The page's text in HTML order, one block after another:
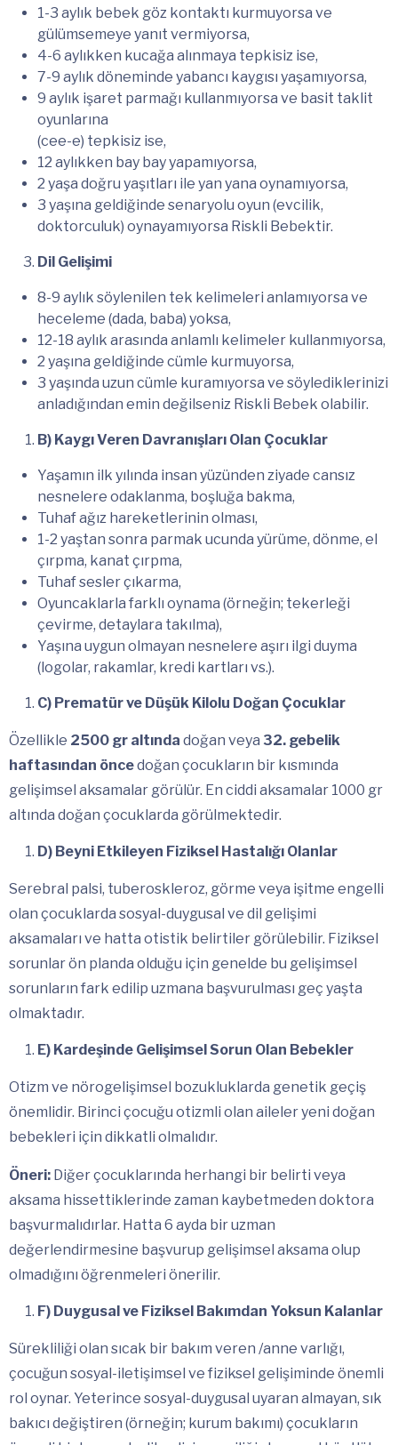
1-3 aylık bebek göz kontaktı kurmuyorsa ve
gülümsemeye yanıt vermiyorsa,
4-6 aylıkken kucağa alınmaya tepkisiz ise,
7-9 aylık döneminde yabancı kaygısı yaşamıyorsa,
9 aylık işaret parmağı kullanmıyorsa ve basit taklit
oyunlarına
(cee-e) tepkisiz ise,
12 aylıkken bay bay yapamıyorsa,
2 yaşa doğru yaşıtları ile yan yana oynamıyorsa,
3 yaşına geldiğinde senaryolu oyun (evcilik,
doktorculuk) oynayamıyorsa Riskli Bebektir.
Dil Gelişimi
8-9 aylık söylenilen tek kelimeleri anlamıyorsa ve
heceleme (dada, baba) yoksa,
12-18 aylık arasında anlamlı kelimeler kullanmıyorsa,
2 yaşına geldiğinde cümle kurmuyorsa,
3 yaşında uzun cümle kuramıyorsa ve söylediklerinizi
anladığından emin değilseniz Riskli Bebek olabilir.
B) Kaygı Veren Davranışları Olan Çocuklar
Yaşamın ilk yılında insan yüzünden ziyade cansız
nesnelere odaklanma, boşluğa bakma,
Tuhaf ağız hareketlerinin olması,
1-2 yaştan sonra parmak ucunda yürüme, dönme, el
çırpma, kanat çırpma,
Tuhaf sesler çıkarma,
Oyuncaklarla farklı oynama (örneğin; tekerleği
çevirme, detaylara takılma),
Yaşına uygun olmayan nesnelere aşırı ilgi duyma
(logolar, rakamlar, kredi kartları vs.).
C) Prematür ve Düşük Kilolu Doğan Çocuklar
Özellikle 2500 gr altında doğan veya 32. gebelik
haftasından öncedoğan çocukların bir kısmında
gelişimsel aksamalar görülür. En ciddi aksamalar 1000 gr
altında doğan çocuklarda görülmektedir.
D) Beyni Etkileyen Fiziksel Hastalığı Olanlar
Serebral palsi, tuberoskleroz, görme veya işitme engelli
olan çocuklarda sosyal-duygusal ve dil gelişimi
aksamaları ve hatta otistik belirtiler görülebilir. Fiziksel
sorunlar ön planda olduğu için genelde bu gelişimsel
sorunların fark edilip uzmana başvurulması geç yaşta
olmaktadır.
E) Kardeşinde Gelişimsel Sorun Olan Bebekler
Otizm ve nörogelişimsel bozukluklarda genetik geçiş
önemlidir. Birinci çocuğu otizmli olan aileler yeni doğan
bebekleri için dikkatli olmalıdır.
Öneri: Diğer çocuklarında herhangi bir belirti veya
aksama hissettiklerinde zaman kaybetmeden doktora
başvurmalıdırlar. Hatta 6 ayda bir uzman
değerlendirmesine başvurup gelişimsel aksama olup
olmadığını öğrenmeleri önerilir.
F) Duygusal ve Fiziksel Bakımdan Yoksun Kalanlar
Sürekliliği olan sıcak bir bakım veren /anne varlığı,
çocuğun sosyal-iletişimsel ve fiziksel gelişiminde önemli
rol oynar. Yeterince sosyal-duygusal uyaran almayan, sık
bakıcı değiştiren (örneğin; kurum bakımı) çocukların